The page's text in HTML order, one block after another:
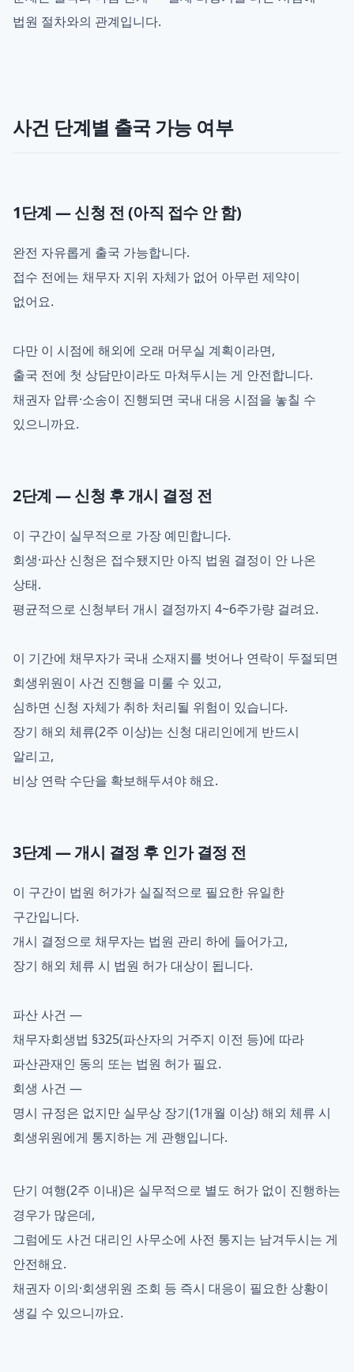
법원 절차와의 관계입니다.
사건 단계별 출국 가능 여부
1단계 — 신청 전 (아직 접수 안 함)
완전 자유롭게 출국 가능합니다.
접수 전에는 채무자 지위 자체가 없어 아무런 제약이
없어요.
다만 이 시점에 해외에 오래 머무실 계획이라면,
출국 전에 첫 상담만이라도 마쳐두시는 게 안전합니다.
채권자 압류·소송이 진행되면 국내 대응 시점을 놓칠 수
있으니까요.
2단계 — 신청 후 개시 결정 전
이 구간이 실무적으로 가장 예민합니다.
회생·파산 신청은 접수됐지만 아직 법원 결정이 안 나온
상태.
평균적으로 신청부터 개시 결정까지 4~6주가량 걸려요.
이 기간에 채무자가 국내 소재지를 벗어나 연락이 두절되면
회생위원이 사건 진행을 미룰 수 있고,
심하면 신청 자체가 취하 처리될 위험이 있습니다.
장기 해외 체류(2주 이상)는 신청 대리인에게 반드시
알리고,
비상 연락 수단을 확보해두셔야 해요.
3단계 — 개시 결정 후 인가 결정 전
이 구간이 법원 허가가 실질적으로 필요한 유일한
구간입니다.
개시 결정으로 채무자는 법원 관리 하에 들어가고,
장기 해외 체류 시 법원 허가 대상이 됩니다.
파산 사건 —
채무자회생법 §325(파산자의 거주지 이전 등)에 따라
파산관재인 동의 또는 법원 허가 필요.
회생 사건 —
명시 규정은 없지만 실무상 장기(1개월 이상) 해외 체류 시
회생위원에게 통지하는 게 관행입니다.
단기 여행(2주 이내)은 실무적으로 별도 허가 없이 진행하는
경우가 많은데,
그럼에도 사건 대리인 사무소에 사전 통지는 남겨두시는 게
안전해요.
채권자 이의·회생위원 조회 등 즉시 대응이 필요한 상황이
생길 수 있으니까요.